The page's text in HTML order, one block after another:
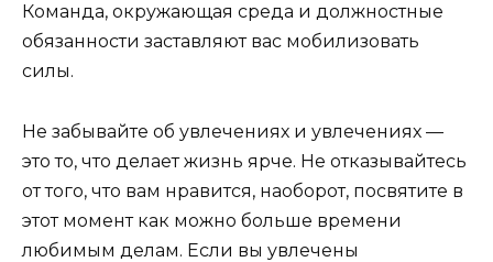
Команда, окружающая среда и должностные
обязанности заставляют вас мобилизовать
силы.
Не забывайте об увлечениях и увлечениях —
это то, что делает жизнь ярче. Не отказывайтесь
от того, что вам нравится, наоборот, посвятите в
этот момент как можно больше времени
любимым делам. Если вы увлечены